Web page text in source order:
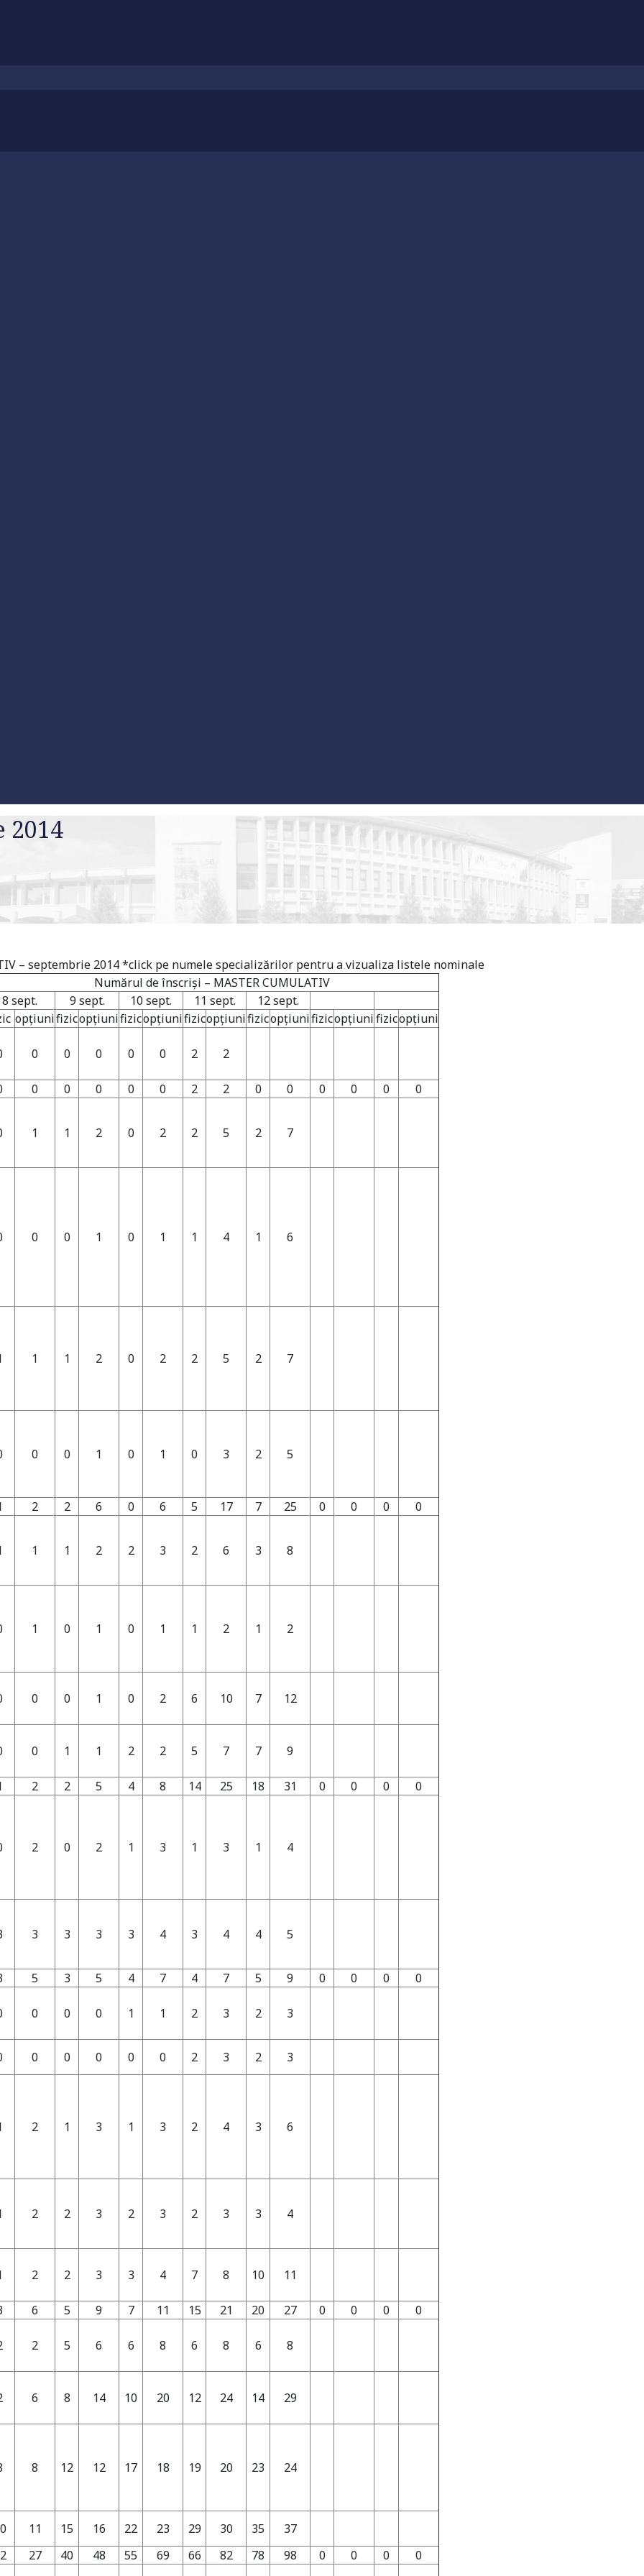
2014
– septembrie 2014 *click pe numele specializărilor pentru a vizualiza listele nominale
Numărul de înscrişi – MASTER CUMULATIV
8 sept. 9 sept. 10 sept. 11 sept.
12 sept.
opţiunifizicopţiunifizicopţiunifizicopţiunifizicopţiunifizicopţiunifizicopţiuni
0 0 0 0 0 2 2
0 0 0 0 0 2 2 0 0 0 0 0 0
1 1 2 0 2 2 5 2 7
0 0 1 0 1 1 4 1 6
1 1 2 0 2 2 5 2 7
0 0 1 0 1 0 3 2 5
2 2 6 0 6 5 17 7 25 0 0 0 0
1 1 2 2 3 2 6 3 8
1 0 1 0 1 1 2 1 2
0 0 1 0 2 6 10 7 12
0 1 1 2 2 5 7 7 9
2 2 5 4 8 14 25 18 31 0 0 0 0
2 0 2 1 3 1 3 1 4
3 3 3 3 4 3 4 4 5
5 3 5 4 7 4 7 5 9 0 0 0 0
0 0 0 1 1 2 3 2 3
0 0 0 0 0 2 3 2 3
2 1 3 1 3 2 4 3 6
2 2 3 2 3 2 3 3 4
2 2 3 3 4 7 8 10 11
6 5 9 7 11 15 21 20 27 0 0 0 0
2 5 6 6 8 6 8 6 8
6 8 14 10 20 12 24 14 29
8 12 12 17 18 19 20 23 24
11 15 16 22 23 29 30 35
37
27 40 48 55 69 66 82 78 98 0 0 0
0